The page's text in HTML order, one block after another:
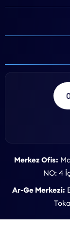
Merkez Ofis:
NO: 4
Ar-Ge Merkezi: